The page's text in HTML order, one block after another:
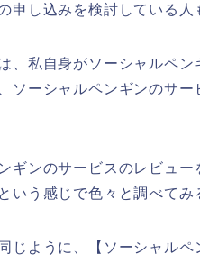
申し込みを検討している人
、私自身がソーシャルペ
ソーシャルペンギンのサ
ギンのサービスのレビュ
う感じで色々と調べてみ
じように、【ソーシャル